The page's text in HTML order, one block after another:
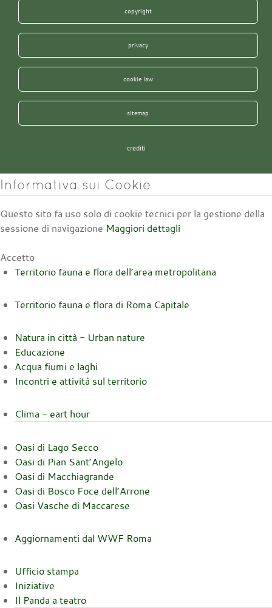
copyright
privacy
cookie law
sitemap
crediti
Informativa sui Cookie
Questo sito fa uso solo di cookie tecnici per la gestione della
sessione di navigazione Maggiori dettagli
Accetto
Territorio fauna e flora dell’area metropolitana
Territorio fauna e flora di Roma Capitale
Natura in città - Urban nature
Educazione
Acqua fiumi e laghi
Incontri e attività sul territorio
Clima - eart hour
Oasi di Lago Secco
Oasi di Pian Sant’Angelo
Oasi di Macchiagrande
Oasi di Bosco Foce dell’Arrone
Oasi Vasche di Maccarese
Aggiornamenti dal WWF Roma
Ufficio stampa
Iniziative
Il Panda a teatro